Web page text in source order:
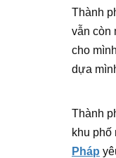
Thành
vẫn còn
cho
dựa
Thành
khu phố
Pháp